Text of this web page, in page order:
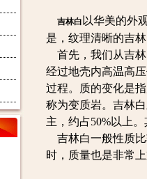
吉林白 以华美的外
是，纹理清晰的吉
首先，我们从吉林
经过地壳内高温高
过程。质的变化是
称为变质岩。吉林
主，约占50%以上
吉林白一般性质比
时，质量也是非常